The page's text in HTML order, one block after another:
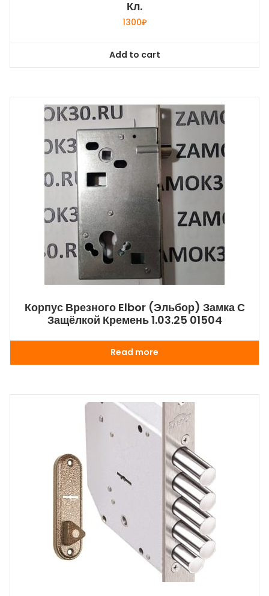
Кл.
1300₽
Add to cart
Корпус Врезного Elbor (Эльбор) Замка С
Защёлкой Кремень 1.03.25 01504
Read more